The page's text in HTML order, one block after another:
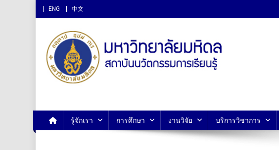
ENG 中文
สถาบันนวัตกรรมการเรียนรู้ ม.มหิดล
รู้จักเรา การศึกษา งานวิจัย บริการวิชาการ